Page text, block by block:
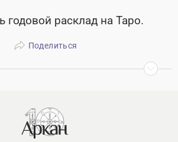
годовой расклад на Таро.
Поделиться